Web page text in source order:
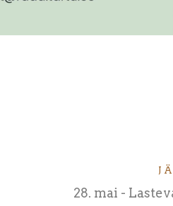
28. mai -